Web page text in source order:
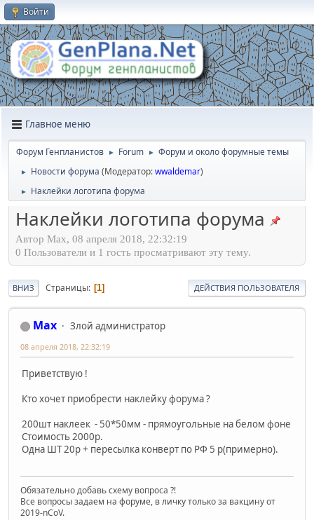
Войти
Главное меню
Форум Генпланистов ► Forum ► Форум и около форумные темы
► Новости форума (Модератор:wwaldemar)
► Наклейки логотипа форума
Наклейки логотипа форума
Автор Max, 08 апреля 2018, 22:32:19
0 Пользователи и 1 гость просматривают эту тему.
ВНИЗ Страницы 1 ДЕЙСТВИЯ ПОЛЬЗОВАТЕЛЯ
Max Злой администратор
08 апреля 2018, 22:32:19
Приветствую !
Кто хочет приобрести наклейку форума ?
200шт наклеек - 50*50мм - прямоугольные на белом фоне
Стоимость 2000р.
Одна ШТ 20р + пересылка конверт по РФ 5 р(примерно).
Обязательно добавь схему вопроса ?!
Все вопросы задаем на форуме, в личку только за вакцину от
2019-nCoV.